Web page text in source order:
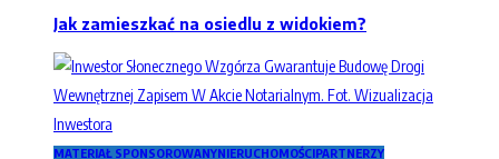
Jak zamieszkać na osiedlu z widokiem?
MATERIAŁ SPONSOROWANYNIERUCHOMOŚCIPARTNERZY